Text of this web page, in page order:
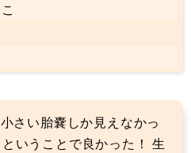
さい胎嚢しか見えなかっ
いうことで良かった！ 生